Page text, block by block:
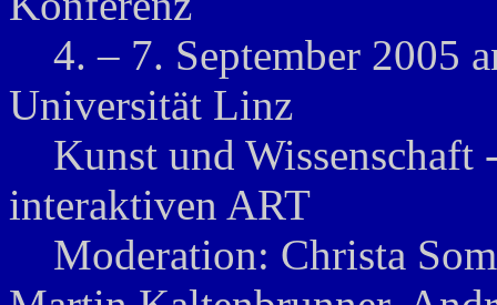
4. – 7. September 2005
Universität Linz
Kunst und Wissenschaft
interaktiven ART
Moderation: Christa